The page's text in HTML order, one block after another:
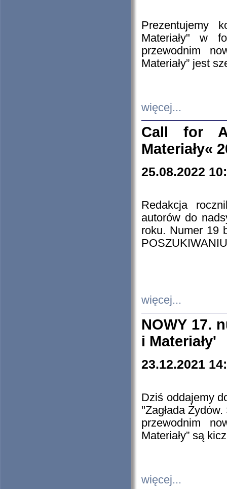
Prezentujemy
Materiały" w
przewodnim
Materiały” jest
więcej...
Call for
Materiały«
25.08.2022
Redakcja
autorów do
roku. Numer 19
więcej...
NOWY 17.
i Materiały'
23.12.2021
Dziś oddajemy
"Zagłada
przewodnim
Materiały” są
więcej...